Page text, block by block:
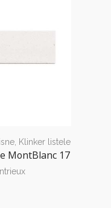
Klinker listele
MontBlanc 17